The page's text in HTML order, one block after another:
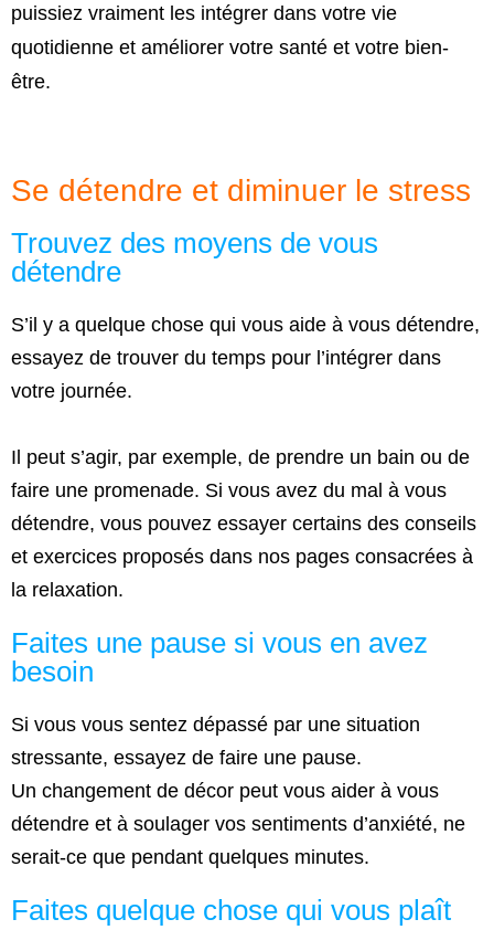
puissiez vraiment les intégrer dans votre vie
quotidienne et améliorer votre santé et votre bien-
être.
Se détendre et diminuer le stress
Trouvez des moyens de vous
détendre
S’il y a quelque chose qui vous aide à vous détendre,
essayez de trouver du temps pour l’intégrer dans
votre journée.
Il peut s’agir, par exemple, de prendre un bain ou de
faire une promenade. Si vous avez du mal à vous
détendre, vous pouvez essayer certains des conseils
et exercices proposés dans nos pages consacrées à
la relaxation.
Faites une pause si vous en avez
besoin
Si vous vous sentez dépassé par une situation
stressante, essayez de faire une pause.
Un changement de décor peut vous aider à vous
détendre et à soulager vos sentiments d’anxiété, ne
serait-ce que pendant quelques minutes.
Faites quelque chose qui vous plaît